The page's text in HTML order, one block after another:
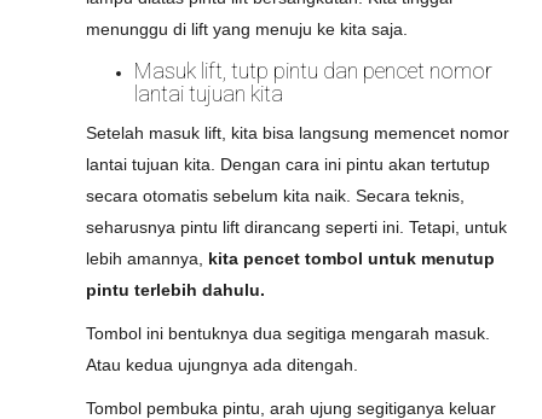
menunggu di lift yang menuju ke kita saja.
Masuk lift, tutp pintu dan pencet nomor
lantai tujuan kita
Setelah masuk lift, kita bisa langsung memencet nomor
lantai tujuan kita. Dengan cara ini pintu akan tertutup
secara otomatis sebelum kita naik. Secara teknis,
seharusnya pintu lift dirancang seperti ini. Tetapi, untuk
lebih amannya, kita pencet tombol untuk menutup
pintu terlebih dahulu.
Tombol ini bentuknya dua segitiga mengarah masuk.
Atau kedua ujungnya ada ditengah.
Tombol pembuka pintu, arah ujung segitiganya keluar